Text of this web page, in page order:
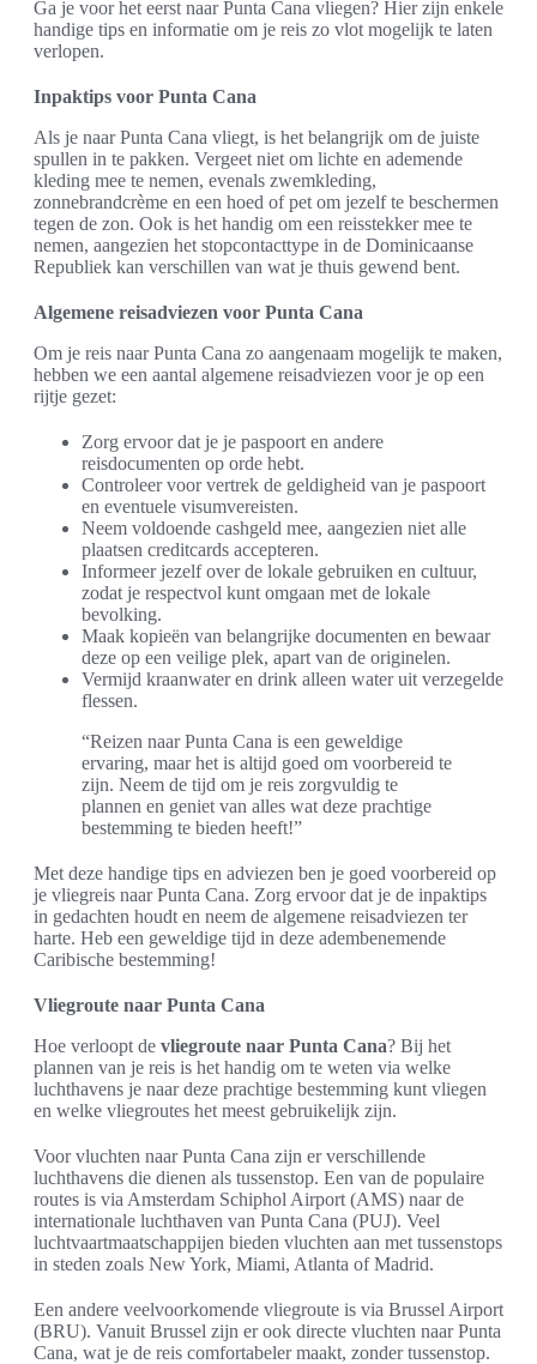
Ga je voor het eerst naar Punta Cana vliegen? Hier zijn enkele
handige tips en informatie om je reis zo vlot mogelijk te laten
verlopen.
Inpaktips voor Punta Cana
Als je naar Punta Cana vliegt, is het belangrijk om de juiste
spullen in te pakken. Vergeet niet om lichte en ademende
kleding mee te nemen, evenals zwemkleding,
zonnebrandcrème en een hoed of pet om jezelf te beschermen
tegen de zon. Ook is het handig om een reisstekker mee te
nemen, aangezien het stopcontacttype in de Dominicaanse
Republiek kan verschillen van wat je thuis gewend bent.
Algemene reisadviezen voor Punta Cana
Om je reis naar Punta Cana zo aangenaam mogelijk te maken,
hebben we een aantal algemene reisadviezen voor je op een
rijtje gezet:
Zorg ervoor dat je je paspoort en andere
reisdocumenten op orde hebt.
Controleer voor vertrek de geldigheid van je paspoort
en eventuele visumvereisten.
Neem voldoende cashgeld mee, aangezien niet alle
plaatsen creditcards accepteren.
Informeer jezelf over de lokale gebruiken en cultuur,
zodat je respectvol kunt omgaan met de lokale
bevolking.
Maak kopieën van belangrijke documenten en bewaar
deze op een veilige plek, apart van de originelen.
Vermijd kraanwater en drink alleen water uit verzegelde
flessen.
“Reizen naar Punta Cana is een geweldige
ervaring, maar het is altijd goed om voorbereid te
zijn. Neem de tijd om je reis zorgvuldig te
plannen en geniet van alles wat deze prachtige
bestemming te bieden heeft!”
Met deze handige tips en adviezen ben je goed voorbereid op
je vliegreis naar Punta Cana. Zorg ervoor dat je de inpaktips
in gedachten houdt en neem de algemene reisadviezen ter
harte. Heb een geweldige tijd in deze adembenemende
Caribische bestemming!
Vliegroute naar Punta Cana
Hoe verloopt de vliegroute naar Punta Cana? Bij het
plannen van je reis is het handig om te weten via welke
luchthavens je naar deze prachtige bestemming kunt vliegen
en welke vliegroutes het meest gebruikelijk zijn.
Voor vluchten naar Punta Cana zijn er verschillende
luchthavens die dienen als tussenstop. Een van de populaire
routes is via Amsterdam Schiphol Airport (AMS) naar de
internationale luchthaven van Punta Cana (PUJ). Veel
luchtvaartmaatschappijen bieden vluchten aan met tussenstops
in steden zoals New York, Miami, Atlanta of Madrid.
Een andere veelvoorkomende vliegroute is via Brussel Airport
(BRU). Vanuit Brussel zijn er ook directe vluchten naar Punta
Cana, wat je de reis comfortabeler maakt, zonder tussenstop.